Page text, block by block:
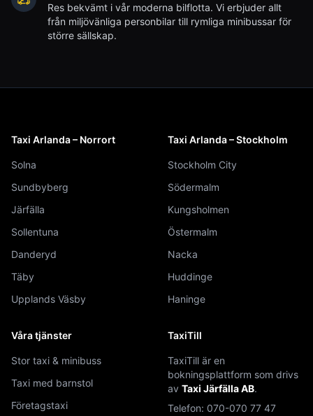
Res bekvämt i vår moderna bilflotta. Vi erbjuder allt
från miljövänliga personbilar till rymliga minibussar för
större sällskap.
Taxi Arlanda – Norrort
Solna
Sundbyberg
Järfälla
Sollentuna
Danderyd
Täby
Upplands Väsby
Taxi Arlanda – Stockholm
Stockholm City
Södermalm
Kungsholmen
Östermalm
Nacka
Huddinge
Haninge
Våra tjänster
Stor taxi & minibuss
Taxi med barnstol
Företagstaxi
TaxiTill
TaxiTill är en
bokningsplattform som drivs
av Taxi Järfälla AB.
Telefon: 070-070 77 47